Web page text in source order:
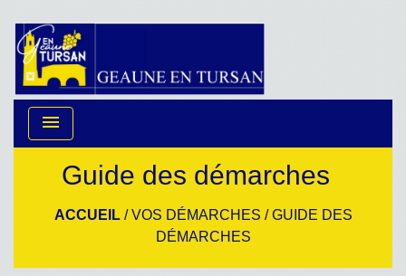
menu
Guide des démarches
ACCUEIL/VOS DÉMARCHES /GUIDE DES
DÉMARCHES